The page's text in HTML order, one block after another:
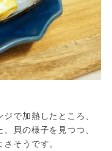
で加熱したところ、
貝の様子を見つつ、
そうです。